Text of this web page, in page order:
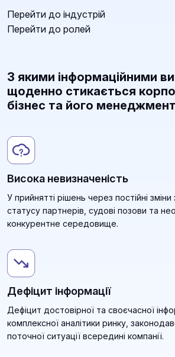
Перейти до індустрій
Перейти до ролей
З якими інформаційними
щоденно стикається
бізнес та його
Висока невизначеність
У прийнятті рішень через постійні
статусу партнерів, судові позови та
конкурентне середовище.
Дефіцит інформації
Дефіцит достовірної та своєчасної
комплексної аналітики ринку,
поточної ситуації всередині компанії.